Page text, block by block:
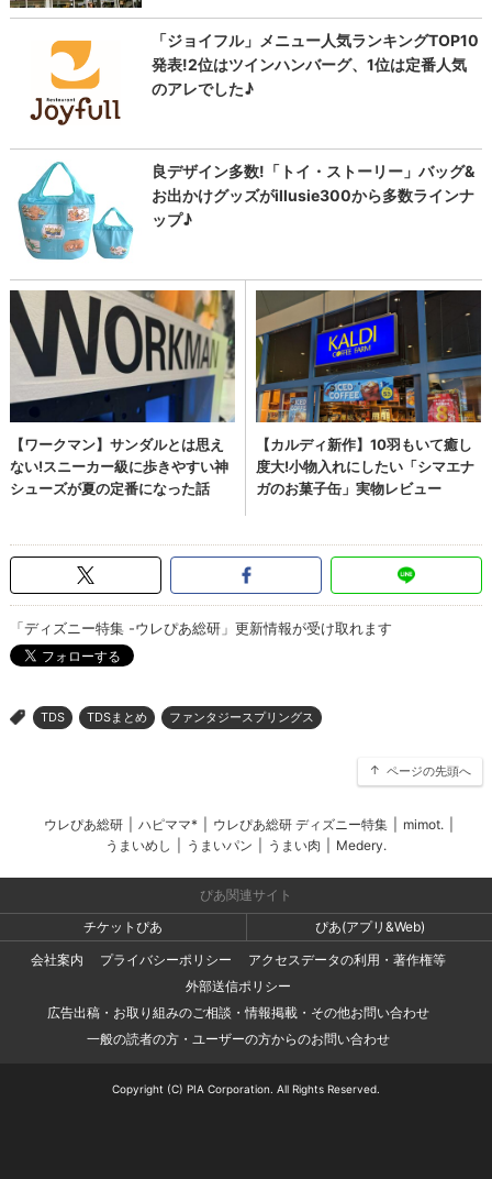
「ディズニー特集 -ウレぴあ総研」更新情報が受け取れます
> TDS TDSまとめ ファンタジースプリングス
ページの先頭へ
ウレぴあ総研 ハピママ* ウレぴあ総研 ディズニー特集 mimot.
うまいめし
うまいパン うまい肉 Medery.
ぴあ関連サイト
チケットぴあ
ぴあ(アプリ&Web)
会社案内
プライバシーポリシー
アクセスデータの利用・著作権等
外部送信ポリシー
広告出稿・お取り組みのご相談・情報掲載・その他お問い合わせ
一般の読者の方・ユーザーの方からのお問い合わせ
Copyright (C) PIA Corporation. All Rights Reserved.